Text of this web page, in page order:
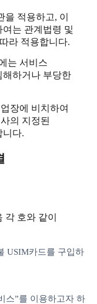
적용하고, 이
는 관계법령 및
라 적용합니다.
는 서비스
해하거나 부당한
장에 비치하여
의 지정된
니다.
호와 같이
USIM카드를 구입하
스”를 이용하고자 하